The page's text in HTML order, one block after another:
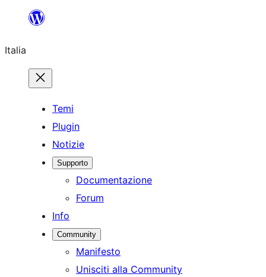
contenuto
Italia
Temi
Plugin
Notizie
Supporto
Documentazione
Forum
Info
Community
Manifesto
Unisciti alla Community